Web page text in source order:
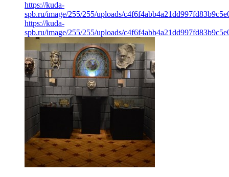
https://kuda-
spb.ru/image/255/255/uploads/
https://kuda-
spb.ru/image/255/255/uploads/